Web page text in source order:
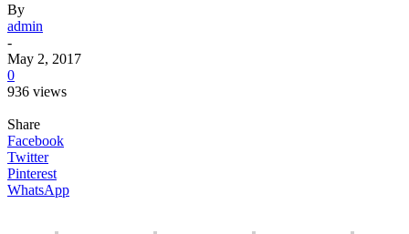
By
admin
-
May 2, 2017
0
936 views
Share
Facebook
Twitter
Pinterest
WhatsApp